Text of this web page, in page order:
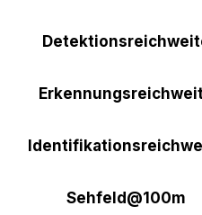
Sehfeld@100m